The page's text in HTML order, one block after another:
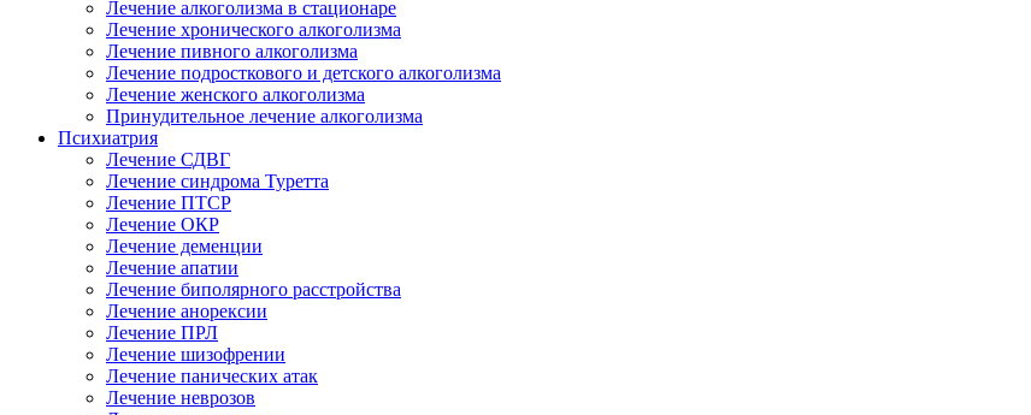
Лечение алкоголизма в стационаре
Лечение хронического алкоголизма
Лечение пивного алкоголизма
Лечение подросткового и детского алкоголизма
Лечение женского алкоголизма
Принудительное лечение алкоголизма
Психиатрия
Лечение СДВГ
Лечение синдрома Туретта
Лечение ПТСР
Лечение ОКР
Лечение деменции
Лечение апатии
Лечение биполярного расстройства
Лечение анорексии
Лечение ПРЛ
Лечение шизофрении
Лечение панических атак
Лечение неврозов